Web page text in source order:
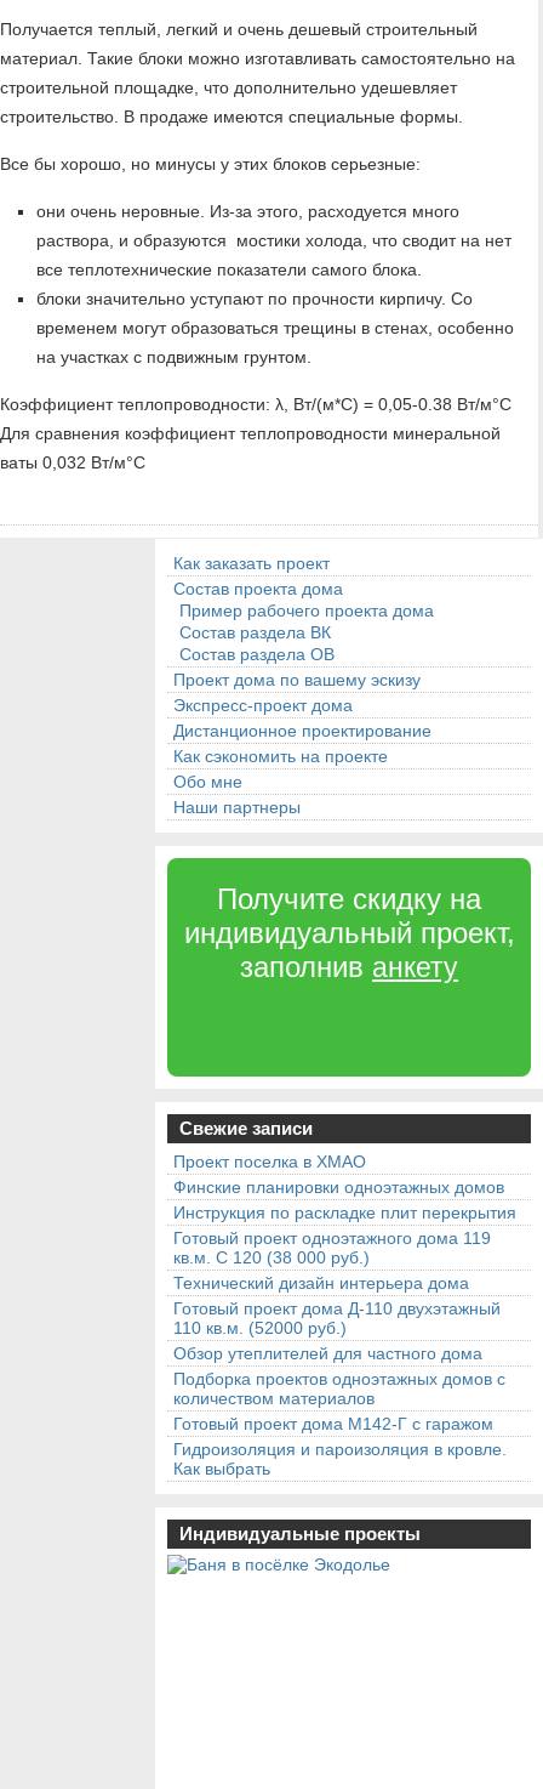
Получается теплый, легкий и очень дешевый строительный
материал. Такие блоки можно изготавливать самостоятельно на
строительной площадке, что дополнительно удешевляет
строительство. В продаже имеются специальные формы.
Все бы хорошо, но минусы у этих блоков серьезные:
они очень неровные. Из-за этого, расходуется много
раствора, и образуются мостики холода, что сводит на нет
все теплотехнические показатели самого блока.
блоки значительно уступают по прочности кирпичу. Со
временем могут образоваться трещины в стенах, особенно
на участках с подвижным грунтом.
Коэффициент теплопроводности: λ, Вт/(м*С) = 0,05-0.38 Вт/м°C
Для сравнения коэффициент теплопроводности минеральной
ваты 0,032 Вт/м°C
Как заказать проект
Состав проекта дома
Пример рабочего проекта дома
Состав раздела ВК
Состав раздела ОВ
Проект дома по вашему эскизу
Экспресс-проект дома
Дистанционное проектирование
Как сэкономить на проекте
Обо мне
Наши партнеры
Получите скидку на
индивидуальный проект,
заполнив анкету
Свежие записи
Проект поселка в ХМАО
Финские планировки одноэтажных домов
Инструкция по раскладке плит перекрытия
Готовый проект одноэтажного дома 119
кв.м. С 120 (38 000 руб.)
Технический дизайн интерьера дома
Готовый проект дома Д-110 двухэтажный
110 кв.м. (52000 руб.)
Обзор утеплителей для частного дома
Подборка проектов одноэтажных домов с
количеством материалов
Готовый проект дома М142-Г с гаражом
Гидроизоляция и пароизоляция в кровле.
Как выбрать
Индивидуальные проекты